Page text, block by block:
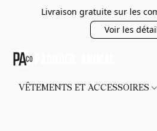
Livraison gratuite sur les
Voir les
VÊTEMENTS ET ACCESSOIRES